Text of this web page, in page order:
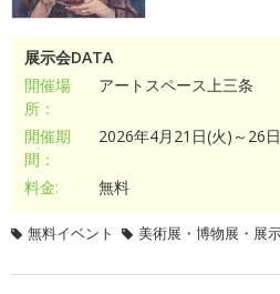
展示会DATA
開催場
所：
アートスペース上三条
開催期
間：
2026年4月21日(火)～26
料金: 無料
無料イベント 美術展・博物展・展